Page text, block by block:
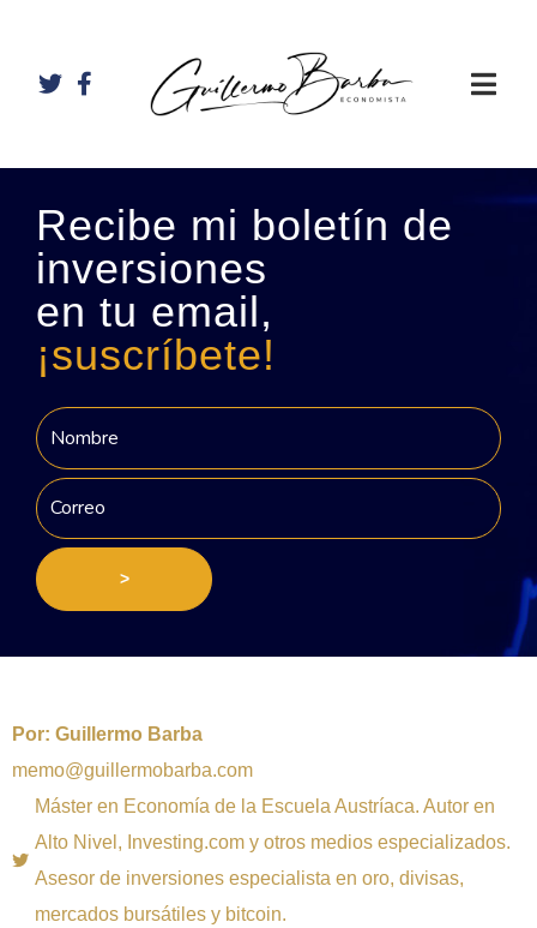
Recibe mi boletín de
inversiones
en tu email,
¡suscríbete!
>
Por: Guillermo Barba
memo@guillermobarba.com
Máster en Economía de la Escuela Austríaca. Autor en
Alto Nivel, Investing.com y otros medios especializados.
Asesor de inversiones especialista en oro, divisas,
mercados bursátiles y bitcoin.